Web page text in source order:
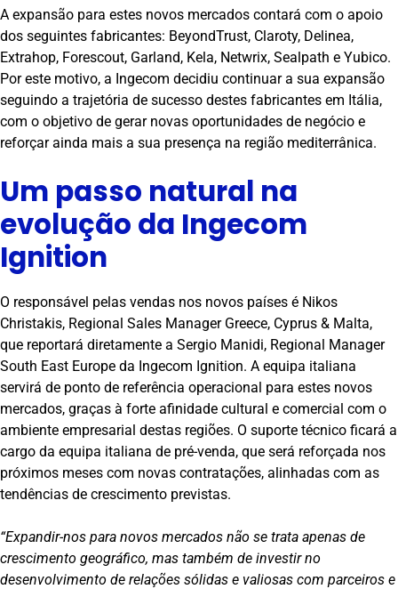
A expansão para estes novos mercados contará com o apoio
dos seguintes fabricantes: BeyondTrust, Claroty, Delinea,
Extrahop, Forescout, Garland, Kela, Netwrix, Sealpath e Yubico.
Por este motivo, a Ingecom decidiu continuar a sua expansão
seguindo a trajetória de sucesso destes fabricantes em Itália,
com o objetivo de gerar novas oportunidades de negócio e
reforçar ainda mais a sua presença na região mediterrânica.
Um passo natural na
evolução da Ingecom
Ignition
O responsável pelas vendas nos novos países é Nikos
Christakis, Regional Sales Manager Greece, Cyprus & Malta,
que reportará diretamente a Sergio Manidi, Regional Manager
South East Europe da Ingecom Ignition. A equipa italiana
servirá de ponto de referência operacional para estes novos
mercados, graças à forte afinidade cultural e comercial com o
ambiente empresarial destas regiões. O suporte técnico ficará a
cargo da equipa italiana de pré-venda, que será reforçada nos
próximos meses com novas contratações, alinhadas com as
tendências de crescimento previstas.
“Expandir-nos para novos mercados não se trata apenas de
crescimento geográfico, mas também de investir no
desenvolvimento de relações sólidas e valiosas com parceiros e